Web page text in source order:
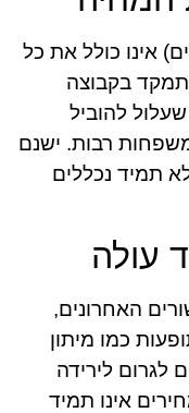
אינו כולל את כל
בקבוצה
להוביל
רבות. ישנם
תמיד נכללים
האחרונים,
כמו מיתון
לגרום לירידה
אינו תמיד